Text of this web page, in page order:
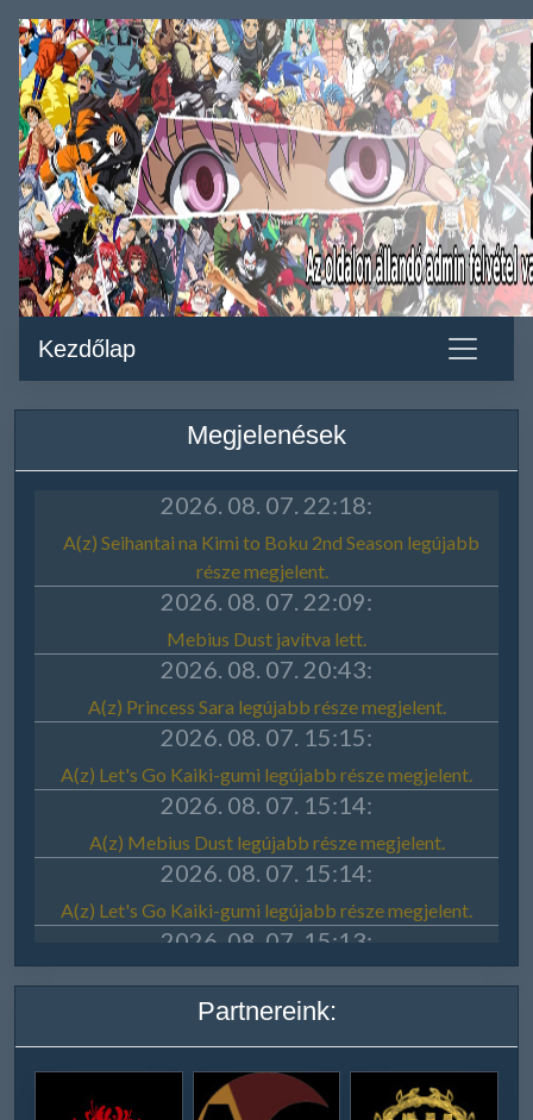
Kezdőlap
Megjelenések
Partnereink: